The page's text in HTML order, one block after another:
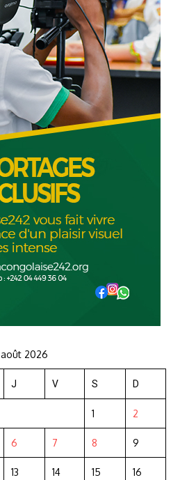
août 2026
J V S D
1 2
6 7 8 9
13 14 15 16